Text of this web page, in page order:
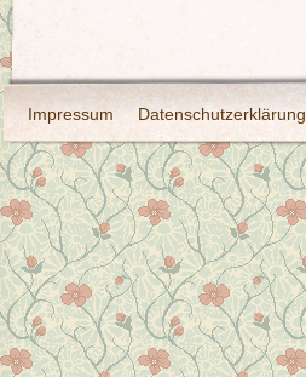
Impressum Datenschutzerklärung